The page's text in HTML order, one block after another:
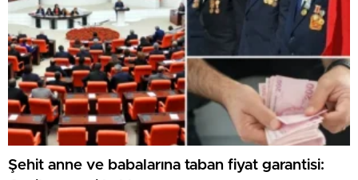
Şehit anne ve babalarına taban fiyat garantisi: